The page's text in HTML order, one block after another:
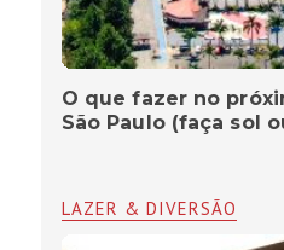
O que fazer no
São Paulo (faça sol
LAZER & DIVERSÃO